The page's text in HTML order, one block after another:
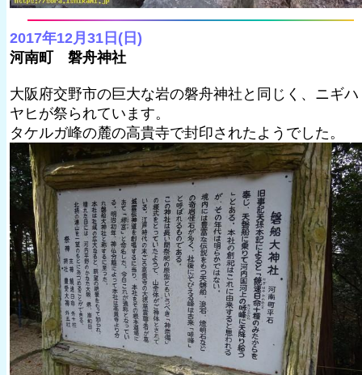
2017年12月31日(日)
河南町 磐舟神社
大阪府交野市の巨大な岩の磐舟神社と同じく、ニギハ
ヤヒが祭られています。
タケルガ峰の麓の高貴寺で封印されたようでした。